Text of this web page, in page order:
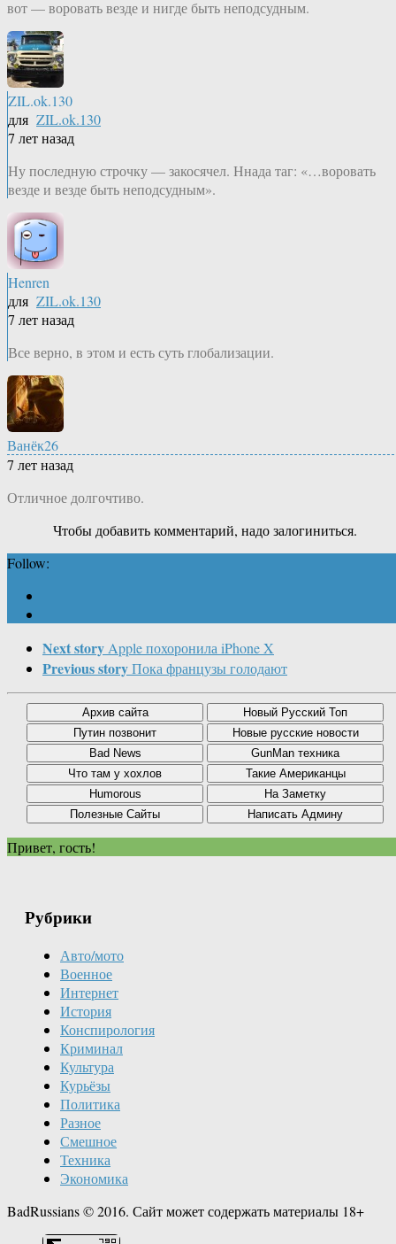
вот — воровать везде и нигде быть неподсудным.
ZIL.ok.130
для ZIL.ok.130
7 лет назад
Ну последную строчку — закосячел. Ннада таг: «…воровать
везде и везде быть неподсудным».
Henren
для ZIL.ok.130
7 лет назад
Все верно, в этом и есть суть глобализации.
Ванёк26
7 лет назад
Отличное долгочтиво.
Чтобы добавить комментарий, надо залогиниться.
Follow:
Next storyApple похоронила iPhone X
Previous storyПока французы голодают
Привет, гость!
Рубрики
Авто/мото
Военное
Интернет
История
Конспирология
Криминал
Культура
Курьёзы
Политика
Разное
Смешное
Техника
Экономика
BadRussians © 2016. Сайт может содержать материалы 18+